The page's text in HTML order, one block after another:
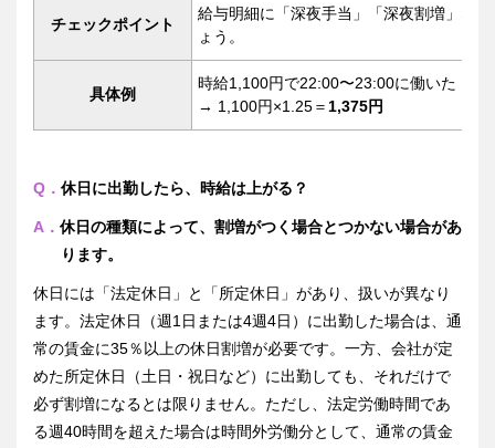
チェックポイント
給与明細に「深夜手当」「深夜割増」な
ょう。
具体例
時給1,100円で22:00〜23:00に働いた
→ 1,100円×1.25＝ 1,375円
Q． 休日に出勤したら、時給は上がる？
A． 休日の種類によって、割増がつく場合とつかない場合があ
ります。
休日には「法定休日」と「所定休日」があり、扱いが異なり
ます。法定休日（週1日または4週4日）に出勤した場合は、通
常の賃金に35％以上の休日割増が必要です。一方、会社が定
めた所定休日（土日・祝日など）に出勤しても、それだけで
必ず割増になるとは限りません。ただし、法定労働時間であ
る週40時間を超えた場合は時間外労働分として、通常の賃金